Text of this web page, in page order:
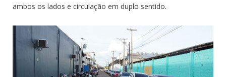
ambos os lados e circulação em duplo sentido.